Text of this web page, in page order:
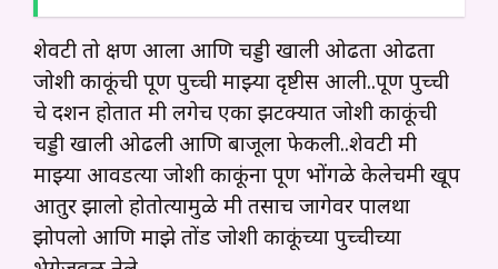
शेवटी तो क्षण आला आणि चड्डी खाली ओढता ओढता
जोशी काकूंची पूर्ण पुच्ची माझ्या दृष्टीस आली..पूर्ण पुच्ची
चे दर्शन होतात मी लगेच एका झटक्यात जोशी काकूंची
चड्डी खाली ओढली आणि बाजूला फेकली..शेवटी मी
माझ्या आवडत्या जोशी काकूंना पूर्ण भोंगळे केलेचमी खूप
आतुर झालो होतोत्यामुळे मी तसाच जागेवर पालथा
झोपलो आणि माझे तोंड जोशी काकूंच्या पुच्चीच्या